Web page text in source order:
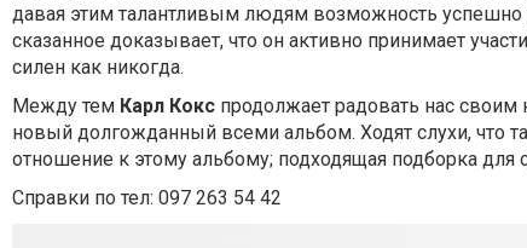
давая этим талантливым людям возможность успешно
сказанное доказывает, что он активно принимает
силен как никогда.
Между тем Карл Кокс продолжает радовать нас
новый долгожданный всеми альбом. Ходят слухи, что
отношение к этому альбому; подходящая подборка
Справки по тел: 097 263 54 42